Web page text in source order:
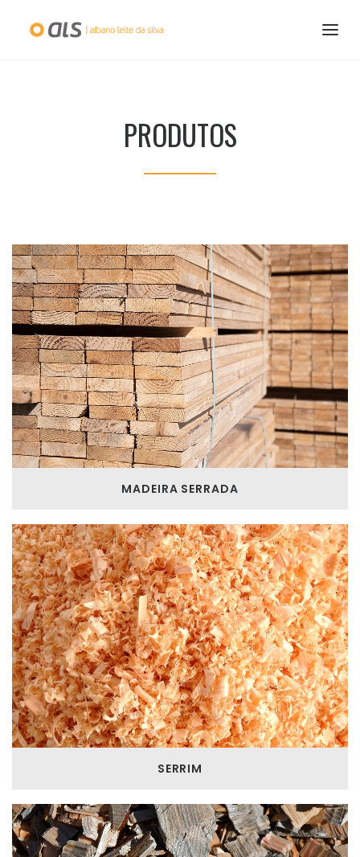
253 509 060
PORTUGUESE
PRODUTOS
MADEIRA SERRADA
SERRIM